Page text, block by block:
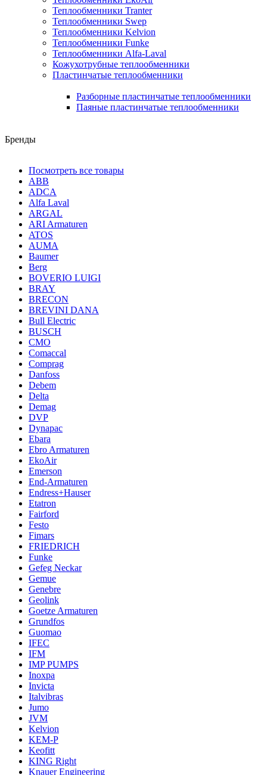
Теплообменники Tranter
Теплообменники Swep
Теплообменники Kelvion
Теплообменники Funke
Теплообменники Alfa-Laval
Кожухотрубные теплообменники
Пластинчатые теплообменники
Разборные пластинчатые теплообменники
Паяные пластинчатые теплообменники
Бренды
Посмотреть все товары
ABB
ADCA
Alfa Laval
ARGAL
ARI Armaturen
ATOS
AUMA
Baumer
Berg
BOVERIO LUIGI
BRAY
BRECON
BREVINI DANA
Bull Electric
BUSCH
CMO
Comaccal
Comprag
Danfoss
Debem
Delta
Demag
DVP
Dynapac
Ebara
Ebro Armaturen
EkoAir
Emerson
End-Armaturen
Endress+Hauser
Etatron
Fairford
Festo
Fimars
FRIEDRICH
Funke
Gefeg Neckar
Gemue
Genebre
Geolink
Goetze Armaturen
Grundfos
Guomao
IFEC
IFM
IMP PUMPS
Inoxpa
Invicta
Italvibras
Jumo
JVM
Kelvion
KEM-P
Keofitt
KING Right
Knauer Engineering